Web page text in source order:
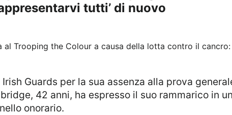
tutti’ di nuovo
42 anni, ha espresso il suo rammarico in
onorario.